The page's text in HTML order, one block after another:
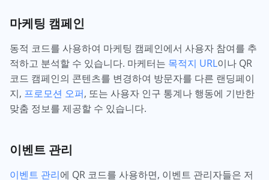
마케팅 캠페인
동적 코드를 사용하여 마케팅 캠페인에서 사용자 참여를 추
적하고 분석할 수 있습니다. 마케터는 목적지 URL이나 QR
코드 캠페인의 콘텐츠를 변경하여 방문자를 다른 랜딩페이
지, 프로모션 오퍼, 또는 사용자 인구 통계나 행동에 기반한
맞춤 정보를 제공할 수 있습니다.
이벤트 관리
이벤트 관리에 QR 코드를 사용하면, 이벤트 관리자들은 저